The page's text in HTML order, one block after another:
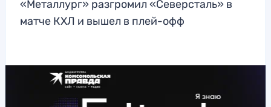
«Металлург» разгромил «Северсталь» в
матче КХЛ и вышел в плей-офф